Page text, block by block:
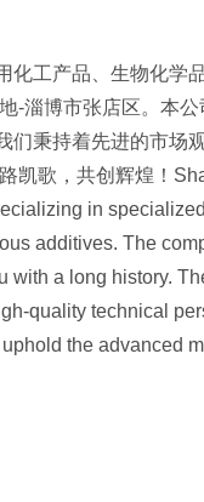
化工产品、生物化学
-淄博市张店区。本
们秉持着先进的市场
凯歌，共创辉煌！
in
additives. The
a long history.
quality technical
uphold the advanced